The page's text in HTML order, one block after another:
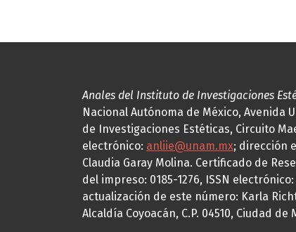
Anales del Instituto de Investigaciones
Nacional Autónoma de México, Avenida
de Investigaciones Estéticas, Circuito
electrónico: anliie@unam.mx; dirección
Claudia Garay Molina. Certificado de
del impreso: 0185-1276, ISSN
actualización de este número: Karla
Alcaldía Coyoacán, C.P. 04510, Ciudad